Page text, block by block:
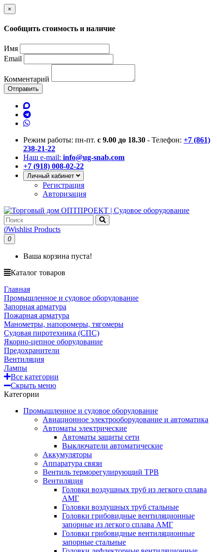
×
Сообщить стоимость и наличие
Имя
Email
Комментарий
Отправить
Режим работы: пн-пт. с 9.00 до 18.30 - Телефон: +7 (861)
238-21-22
Наш e-mail: info@ug-snab.com
+7 (918) 008-02-22
Личный кабинет
Регистрация
Авторизация
0Wishlist Products
0
Ваша корзина пуста!
Каталог товаров
Главная
Промышленное и судовое оборудование
Запорная арматура
Пожарная арматура
Манометры, напоромеры, тягомеры
Судовая пиротехника (СПС)
Якорно-цепное оборудование
Предохранители
Вентиляция
Лампы
Все категории
Скрыть меню
Категории
Промышленное и судовое оборудование
Авиационное электрооборудование и автоматика
Автоматы электрические
Автоматы защиты сети
Выключатели автоматические
Аккумуляторы
Аппаратура связи
Вентиль терморегулирующий ТРВ
Вентиляция
Головки воздушных труб из легкого сплава
АМГ
Головки воздушных труб стальные
Головки грибовидные вентиляционные
запорные из легкого сплава АМГ
Головки грибовидные вентиляционные
запорные стальные